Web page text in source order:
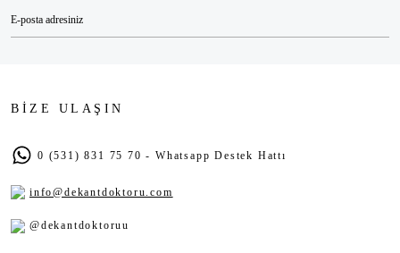
BİZE ULAŞIN
0 (531) 831 75 70 - Whatsapp Destek Hattı
info@dekantdoktoru.com
@dekantdoktoruu